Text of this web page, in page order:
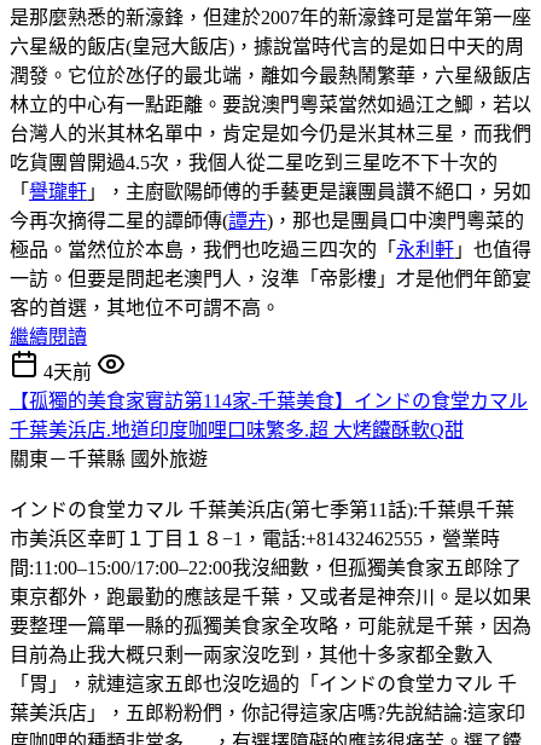
是那麼熟悉的新濠鋒，但建於2007年的新濠鋒可是當年第一座
六星級的飯店(皇冠大飯店)，據說當時代言的是如日中天的周
潤發。它位於氹仔的最北端，離如今最熱鬧繁華，六星級飯店
林立的中心有一點距離。要說澳門粵菜當然如過江之鯽，若以
台灣人的米其林名單中，肯定是如今仍是米其林三星，而我們
吃貨團曾開過4.5次，我個人從二星吃到三星吃不下十次的
「 譽瓏軒 」，主廚歐陽師傅的手藝更是讓團員讚不絕口，另如
今再次摘得二星的譚師傳(譚卉)，那也是團員口中澳門粵菜的
極品。當然位於本島，我們也吃過三四次的「 永利軒 」也值得
一訪。但要是問起老澳門人，沒準「帝影樓」才是他們年節宴
客的首選，其地位不可謂不高。
繼續閱讀
4天前
【孤獨的美食家實訪第114家-千葉美食】インドの食堂カマル
千葉美浜店.地道印度咖哩口味繁多.超 大烤饢酥軟Q甜
關東－千葉縣 國外旅遊
インドの食堂カマル 千葉美浜店(第七季第11話):千葉県千葉
市美浜区幸町１丁目１８−1，電話:+81432462555，營業時
間:11:00–15:00/17:00–22:00我沒細數，但孤獨美食家五郎除了
東京都外，跑最勤的應該是千葉，又或者是神奈川。是以如果
要整理一篇單一縣的孤獨美食家全攻略，可能就是千葉，因為
目前為止我大概只剩一兩家沒吃到，其他十多家都全數入
「胃」，就連這家五郎也沒吃過的「インドの食堂カマル 千
葉美浜店」，五郎粉粉們，你記得這家店嗎?先說結論:這家印